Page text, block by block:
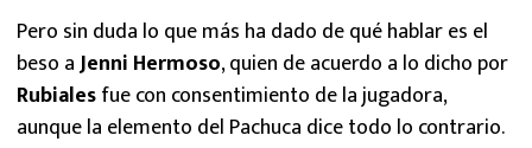
Pero sin duda lo que más ha dado de qué hablar es el
beso aJenni Hermoso, quien de acuerdo a lo dicho por
Rubialesfue con consentimiento de la jugadora,
aunque la elemento del Pachuca dice todo lo contrario.